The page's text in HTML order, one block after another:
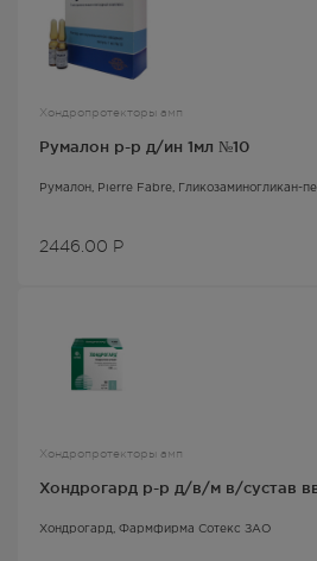
Хондропротекторы амп
Румалон р-р д/ин 1мл №10
Румалон , Pierre Fabre, Гликозаминогликан-
2446.00 Р
Хондропротекторы амп
Хондрогард р-р д/в/м в/сустав
Хондрогард, Фармфирма Сотекс ЗАО